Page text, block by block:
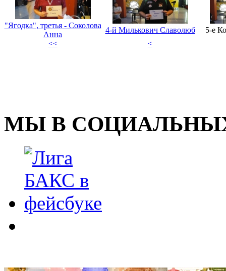
"Ягодка", третья - Соколова
Анна
4-й Милькович Славолюб
5-е
<<
<
МЫ В